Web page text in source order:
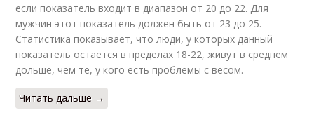
если показатель входит в диапазон от 20 до 22. Для
мужчин этот показатель должен быть от 23 до 25.
Статистика показывает, что люди, у которых данный
показатель остается в пределах 18-22, живут в среднем
дольше, чем те, у кого есть проблемы с весом.
Читать дальше →